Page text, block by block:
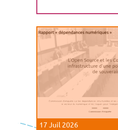
17 Juil 2026